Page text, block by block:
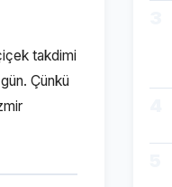
takdimi
Çünkü